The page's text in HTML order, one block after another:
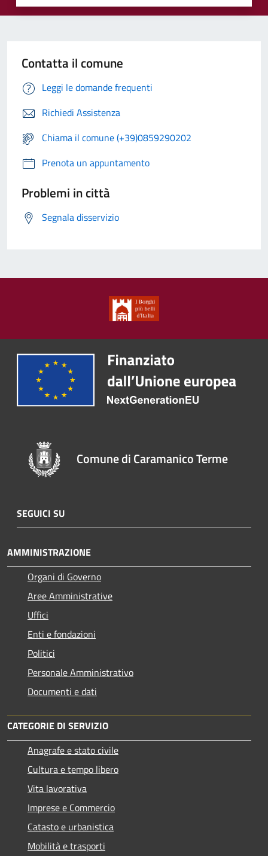
Contatta il comune
Leggi le domande frequenti
Richiedi Assistenza
Chiama il comune (+39)0859290202
Prenota un appuntamento
Problemi in città
Segnala disservizio
Comune di Caramanico Terme
SEGUICI SU
AMMINISTRAZIONE
Organi di Governo
Aree Amministrative
Uffici
Enti e fondazioni
Politici
Personale Amministrativo
Documenti e dati
CATEGORIE DI SERVIZIO
Anagrafe e stato civile
Cultura e tempo libero
Vita lavorativa
Imprese e Commercio
Catasto e urbanistica
Mobilità e trasporti